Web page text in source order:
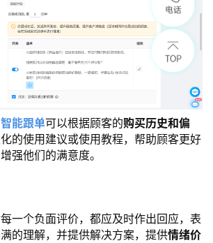
智能跟单可以根据顾客的购买历史和偏
的使用建议或使用教程，帮助顾客更好
强他们的满意度。
一个负面评价，都应及时作出回应，表
的理解，并提供解决方案，提供情绪价